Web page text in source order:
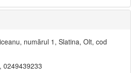
numărul 1, Slatina, Olt, cod
0249439233